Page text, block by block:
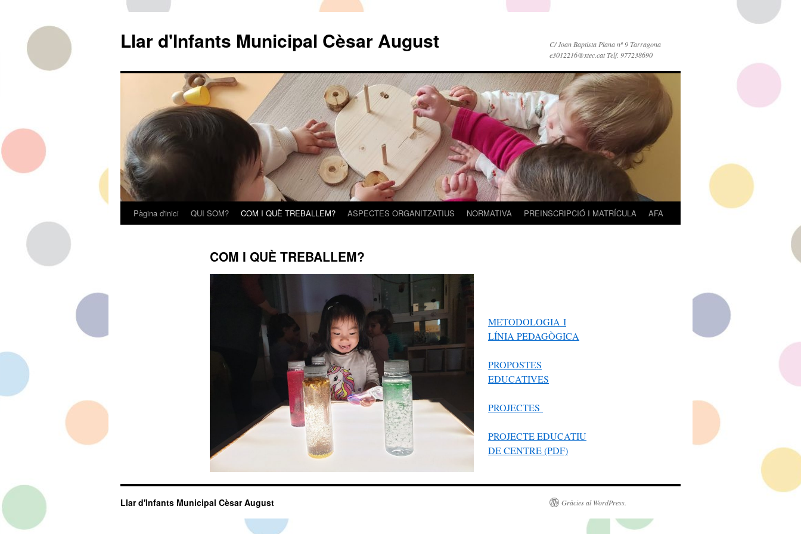
Llar d'Infants Municipal Cèsar August
C/ Joan Baptista Plana nº 9 Tarragona
e3012216@xtec.cat Telf. 977238690
VésPàgina d'inici QUI SOM? COM I QUÈ TREBALLEM? ASPECTES ORGANITZATIUS NORMATIVA PREINSCRIPCIÓ I MATRÍCULA AFA
COM I QUÈ TREBALLEM?
METODOLOGIA I
LÍNIA PEDAGÒGICA
PROPOSTES
EDUCATIVES
PROJECTES
PROJECTE EDUCATIU
DE CENTRE (PDF)
Llar d'Infants Municipal Cèsar August Gràcies al WordPress.